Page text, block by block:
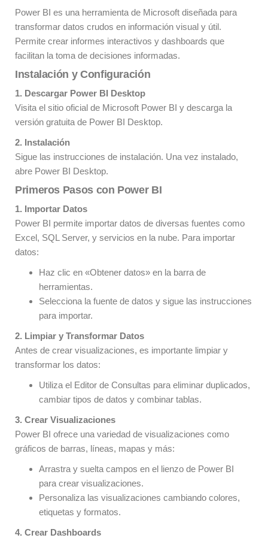
Power BI es una herramienta de Microsoft diseñada para
transformar datos crudos en información visual y útil.
Permite crear informes interactivos y dashboards que
facilitan la toma de decisiones informadas.
Instalación y Configuración
1. Descargar Power BI Desktop
Visita el sitio oficial de Microsoft Power BI y descarga la
versión gratuita de Power BI Desktop.
2. Instalación
Sigue las instrucciones de instalación. Una vez instalado,
abre Power BI Desktop.
Primeros Pasos con Power BI
1. Importar Datos
Power BI permite importar datos de diversas fuentes como
Excel, SQL Server, y servicios en la nube. Para importar
datos:
Haz clic en «Obtener datos» en la barra de
herramientas.
Selecciona la fuente de datos y sigue las instrucciones
para importar.
2. Limpiar y Transformar Datos
Antes de crear visualizaciones, es importante limpiar y
transformar los datos:
Utiliza el Editor de Consultas para eliminar duplicados,
cambiar tipos de datos y combinar tablas.
3. Crear Visualizaciones
Power BI ofrece una variedad de visualizaciones como
gráficos de barras, líneas, mapas y más:
Arrastra y suelta campos en el lienzo de Power BI
para crear visualizaciones.
Personaliza las visualizaciones cambiando colores,
etiquetas y formatos.
4. Crear Dashboards